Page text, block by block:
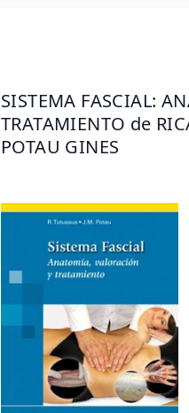
SISTEMA FASCIAL:
TRATAMIENTO de
POTAU GINES